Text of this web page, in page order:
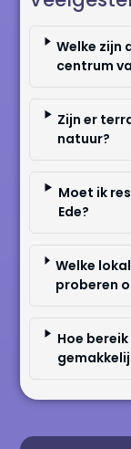
Welke zijn
centrum
Zijn er
natuur?
Moet ik
Ede?
Welke
proberen
Hoe